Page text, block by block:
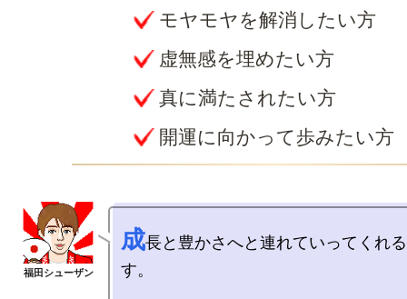
モヤモヤを解消したい方
虚無感を埋めたい方
真に満たされたい方
開運に向かって歩みたい方
成長と豊かさへと連れていってくれ
す。